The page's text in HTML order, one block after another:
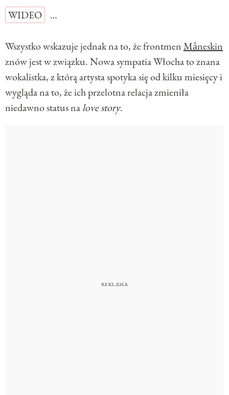
WIDEO
…
Wszystko wskazuje jednak na to, że frontmenMåneskin
znów jest w związku. Nowa sympatia Włocha to znana
wokalistka, z którą artysta spotyka się od kilku miesięcy i
wygląda na to, że ich przelotna relacja zmieniła
niedawno status nalove story.